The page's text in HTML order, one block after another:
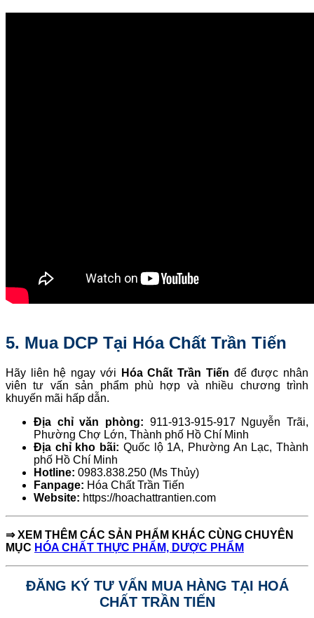
5. Mua DCP Tại Hóa Chất Trần Tiến
Hãy liên hệ ngay với Hóa Chất Trần Tiến để được nhân
viên tư vấn sản phẩm phù hợp và nhiều chương trình
khuyến mãi hấp dẫn.
Địa chỉ văn phòng: 911-913-915-917 Nguyễn Trãi,
Phường Chợ Lớn, Thành phố Hồ Chí Minh
Địa chỉ kho bãi: Quốc lộ 1A, Phường An Lạc, Thành
phố Hồ Chí Minh
Hotline: 0983.838.250 (Ms Thủy)
Fanpage: Hóa Chất Trần Tiến
Website: https://hoachattrantien.com
⇒XEM THÊM CÁC SẢN PHẨM KHÁC CÙNG CHUYÊN
MỤC HÓA CHẤT THỰC PHẨM, DƯỢC PHẨM
ĐĂNG KÝ TƯ VẤN MUA HÀNG TẠI HOÁ
CHẤT TRẦN TIẾN